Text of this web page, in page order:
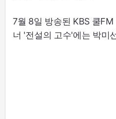
7월 8일 방송된 KBS 쿨
너 '전설의 고수'에는 박미